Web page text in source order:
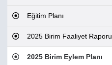
Eğitim Planı
2025 Birim Faaliyet Raporu
2025 Birim Eylem Planı